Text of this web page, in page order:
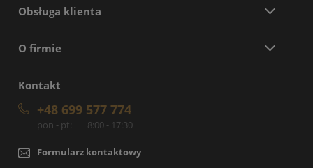
Obsługa klienta
O firmie
Kontakt
+48 699 577 774
pon - pt: 8:00 - 17:30
Formularz kontaktowy